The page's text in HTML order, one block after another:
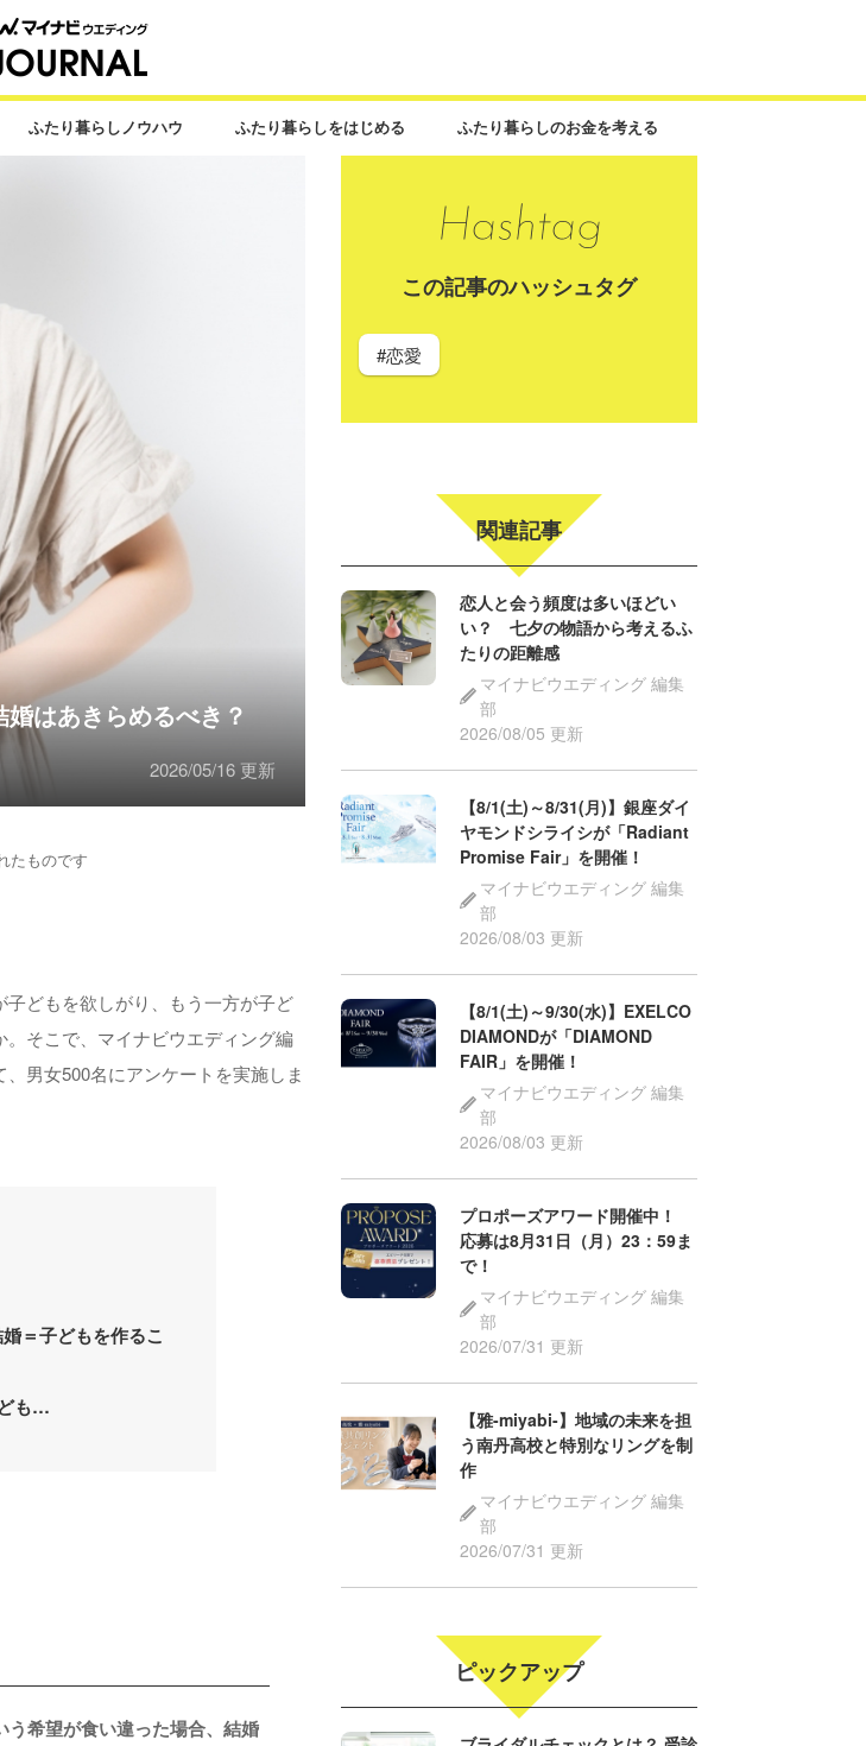
ふたり暮らしノウハウ ふたり暮らしをはじめる ふたり暮らしのお金を考える
はあきらめるべき？
2026/05/16 更新
たものです
どもを欲しがり、もう一方が子ど
そこで、マイナビウエディング編
男女500名にアンケートを実施しま
＝子どもを作るこ
も…
希望が食い違った場合、結婚
この記事のハッシュタグ
#恋愛
関連記事
恋人と会う頻度は多いほどい
い？ 七夕の物語から考えるふ
たりの距離感
マイナビウエディング 編集
部
2026/08/05 更新
【8/1(土)～8/31(月)】銀座ダイ
ヤモンドシライシが「Radiant
Promise Fair」を開催！
マイナビウエディング 編集
部
2026/08/03 更新
【8/1(土)～9/30(水)】EXELCO
DIAMONDが「DIAMOND
FAIR」を開催！
マイナビウエディング 編集
部
2026/08/03 更新
プロポーズアワード開催中！
応募は8月31日（月）23：59ま
で！
マイナビウエディング 編集
部
2026/07/31 更新
【雅-miyabi-】地域の未来を担
う南丹高校と特別なリングを制
作
マイナビウエディング 編集
部
2026/07/31 更新
ピックアップ